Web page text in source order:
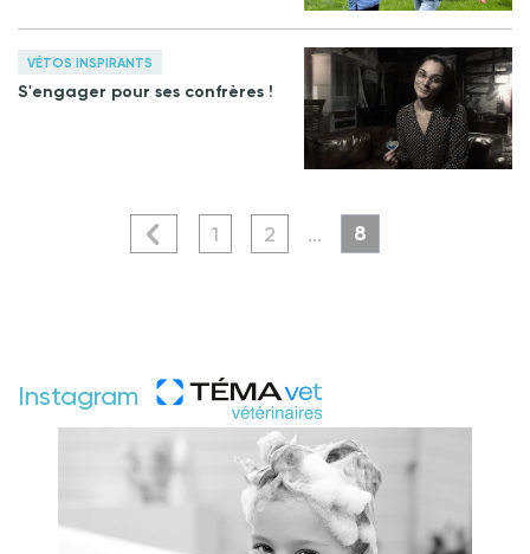
VÉTOS INSPIRANTS
S'engager pour ses confrères !
1 2 ... 8
Instagram